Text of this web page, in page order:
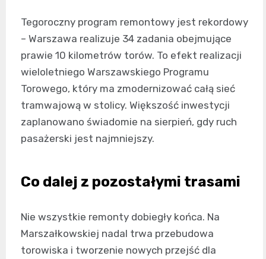
Tegoroczny program remontowy jest rekordowy
– Warszawa realizuje 34 zadania obejmujące
prawie 10 kilometrów torów. To efekt realizacji
wieloletniego Warszawskiego Programu
Torowego, który ma zmodernizować całą sieć
tramwajową w stolicy. Większość inwestycji
zaplanowano świadomie na sierpień, gdy ruch
pasażerski jest najmniejszy.
Co dalej z pozostałymi trasami
Nie wszystkie remonty dobiegły końca. Na
Marszałkowskiej nadal trwa przebudowa
torowiska i tworzenie nowych przejść dla